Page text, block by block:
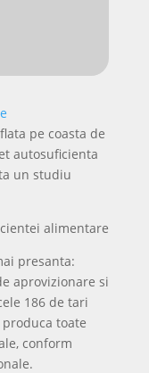
pe coasta de
autosuficienta
un studiu
alimentare
presanta:
aprovizionare si
186 de tari
toate
conform